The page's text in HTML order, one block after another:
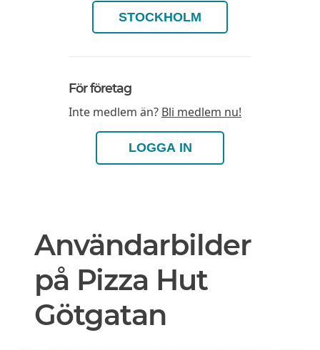
STOCKHOLM
För företag
Inte medlem än? Bli medlem nu!
LOGGA IN
Användarbilder
på Pizza Hut
Götgatan